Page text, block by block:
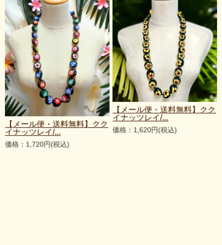
【メール便・送料無料】クク
イナッツレイ/...
価格：1,720円(税込)
【メール便・送料無料】クク
イナッツレイ/...
価格：1,620円(税込)